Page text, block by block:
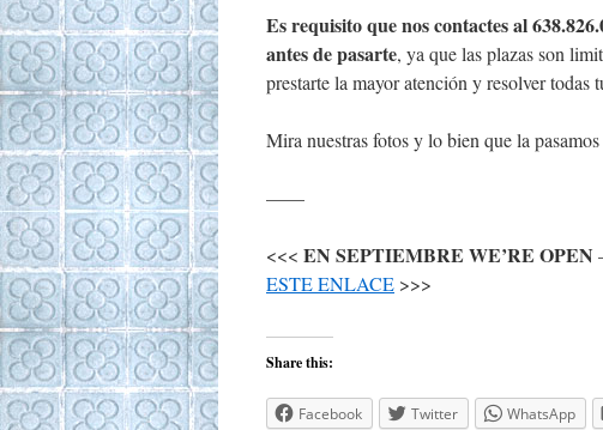
Es requisito que nos contactes al
antes de pasarte, ya que las plazas son
prestarte la mayor atención y resolver todas
Mira nuestras fotos y lo bien que la pasamos
——
<<< EN SEPTIEMBRE WE’RE OPEN
ESTE ENLACE >>>
Share this:
Facebook Twitter WhatsApp